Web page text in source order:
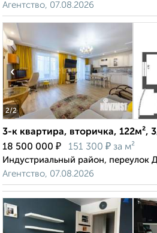
Агентство, 07.08.2026
2/2
‹
3-к квартира, вторичка, 122м²,
18 500 000 ₽ 151 300 ₽ за м²
Индустриальный район, переулок
Агентство, 07.08.2026